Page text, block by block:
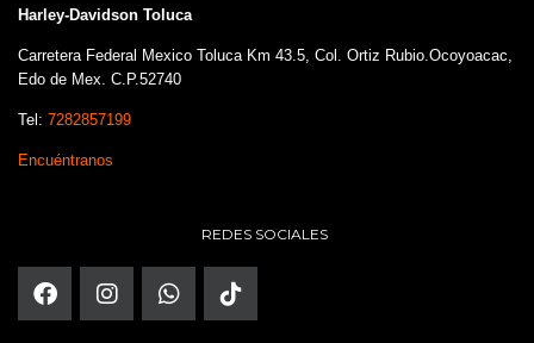
Harley-Davidson Toluca
Carretera Federal Mexico Toluca Km 43.5, Col. Ortiz Rubio.Ocoyoacac,
Edo de Mex. C.P.52740
Tel: 7282857199
Encuéntranos
REDES SOCIALES